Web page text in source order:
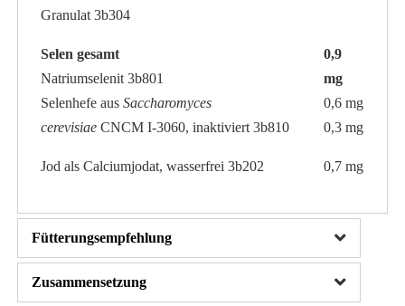
Granulat 3b304
Selen gesamt
Natriumselenit 3b801
Selenhefe ausSaccharomyces
cerevisiae CNCM I-3060, inaktiviert 3b810
0,9
mg
0,6 mg
0,3 mg
Jod als Calciumjodat, wasserfrei 3b202 0,7 mg
Fütterungsempfehlung
Zusammensetzung